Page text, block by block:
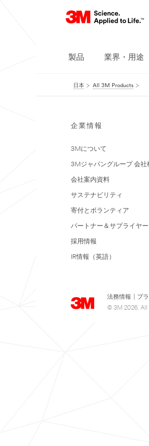
製品 業界・用途
日本 All 3M Products
企業情報
3Mについて
3Mジャパングループ 会社
会社案内資料
サステナビリティ
寄付とボランティア
パートナー＆サプライヤー
採用情報
IR情報（英語）
法務情報 プ
© 3M 2026. All